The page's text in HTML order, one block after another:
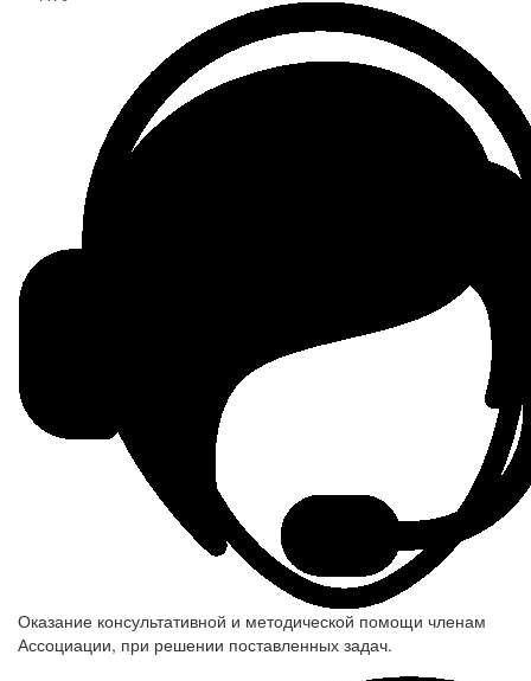
Оказание консультативной и методической помощи членам
Ассоциации, при решении поставленных задач.